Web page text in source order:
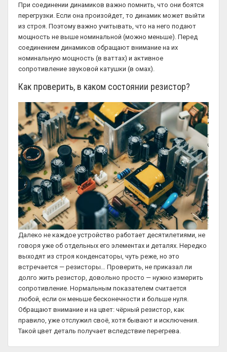
При соединении динамиков важно помнить, что они боятся
перегрузки. Если она произойдет, то динамик может выйти
из строя. Поэтому важно учитывать, что на него подают
мощность не выше номинальной (можно меньше). Перед
соединением динамиков обращают внимание на их
номинальную мощность (в ваттах) и активное
сопротивление звуковой катушки (в омах).
Как проверить, в каком состоянии резистор?
Далеко не каждое устройство работает десятилетиями, не
говоря уже об отдельных его элементах и деталях. Нередко
выходят из строя конденсаторы, чуть реже, но это
встречается — резисторы… Проверить, не приказал ли
долго жить резистор, довольно просто — нужно измерить
сопротивление. Нормальным показателем считается
любой, если он меньше бесконечности и больше нуля.
Обращают внимание и на цвет: чёрный резистор, как
правило, уже отслужил своё, хотя бывают и исключения.
Такой цвет деталь получает вследствие перегрева.